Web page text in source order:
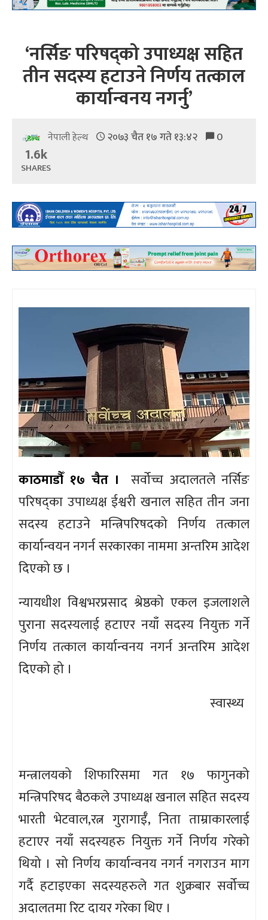
‘नर्सिङ परिषद्को उपाध्यक्ष सहित
तीन सदस्य हटाउने निर्णय तत्काल
कार्यान्वनय नगर्नु’
नेपाली हेल्थ २०७३ चैत १७ गते १३:४२ 0
1.6k
SHARES
काठमाडौँ १७ चैत । सर्वोच्च अदालतले नर्सिङ
परिषद्का उपाध्यक्ष ईश्वरी खनाल सहित तीन जना
सदस्य हटाउने मन्त्रिपरिषदको निर्णय तत्काल
कार्यान्वयन नगर्न सरकारका नाममा अन्तरिम आदेश
दिएको छ ।
न्यायधीश विश्वभरप्रसाद श्रेष्ठको एकल इजलाशले
पुराना सदस्यलाई हटाएर नयाँ सदस्य नियुक्त गर्ने
निर्णय तत्काल कार्यान्वनय नगर्न अन्तरिम आदेश
दिएको हो ।
स्वास्थ्य
मन्त्रालयको शिफारिसमा गत १७ फागुनको
मन्त्रिपरिषद बैठकले उपाध्यक्ष खनाल सहित सदस्य
भारती भेटवाल,रत्न गुरागाईँ, निता ताम्राकारलाई
हटाएर नयाँ सदस्यहरु नियुक्त गर्ने निर्णय गरेको
थियो । सो निर्णय कार्यान्वनय नगर्न नगराउन माग
गर्दै हटाइएका सदस्यहरुले गत शुक्रबार सर्वोच्च
अदालतमा रिट दायर गरेका थिए ।